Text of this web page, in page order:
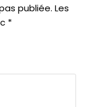
publiée. Les
*